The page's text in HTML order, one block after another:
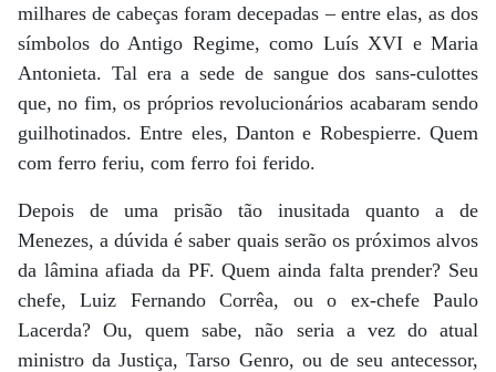
milhares de cabeças foram decepadas – entre elas, as dos
símbolos do Antigo Regime, como Luís XVI e Maria
Antonieta. Tal era a sede de sangue dos sans-culottes
que, no fim, os próprios revolucionários acabaram sendo
guilhotinados. Entre eles, Danton e Robespierre. Quem
com ferro feriu, com ferro foi ferido.
Depois de uma prisão tão inusitada quanto a de
Menezes, a dúvida é saber quais serão os próximos alvos
da lâmina afiada da PF. Quem ainda falta prender? Seu
chefe, Luiz Fernando Corrêa, ou o ex-chefe Paulo
Lacerda? Ou, quem sabe, não seria a vez do atual
ministro da Justiça, Tarso Genro, ou de seu antecessor,